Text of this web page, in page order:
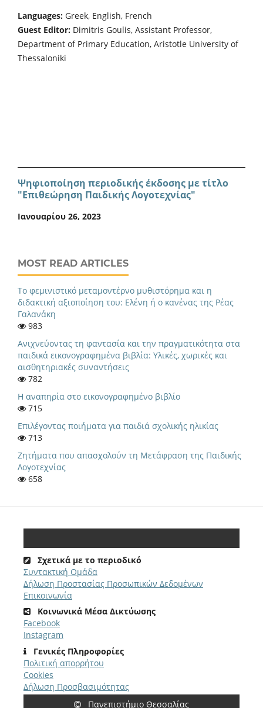
Languages: Greek, English, French
Guest Editor: Dimitris Goulis, Assistant Professor,
Department of Primary Education, Aristotle University of
Thessaloniki
Ψηφιοποίηση περιοδικής έκδοσης με τίτλο
"Επιθεώρηση Παιδικής Λογοτεχνίας"
Ιανουαρίου 26, 2023
MOST READ ARTICLES
Το φεμινιστικό μεταμοντέρνο μυθιστόρημα και η
διδακτική αξιοποίηση του: Ελένη ή ο κανένας της Ρέας
Γαλανάκη
983
Ανιχνεύοντας τη φαντασία και την πραγματικότητα στα
παιδικά εικονογραφημένα βιβλία: Υλικές, χωρικές και
αισθητηριακές συναντήσεις
782
Η αναπηρία στο εικονογραφημένο βιβλίο
715
Eπιλέγοντας ποιήματα για παιδιά σχολικής ηλικίας
713
Ζητήματα που απασχολούν τη Μετάφραση της Παιδικής
Λογοτεχνίας
658
Σχετικά με το περιοδικό
Συντακτική Ομάδα
Δήλωση Προστασίας Προσωπικών Δεδομένων
Επικοινωνία
Κοινωνικά Μέσα Δικτύωσης
Facebook
Instagram
Γενικές Πληροφορίες
Πολιτική απορρήτου
Cookies
Δήλωση Προσβασιμότητας
Πανεπιστήμιο Θεσσαλίας